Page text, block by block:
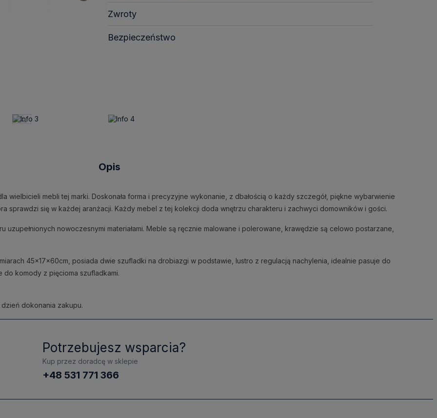
Zwroty
Bezpieczeństwo
Opis
wielbicieli mebli tej marki. Doskonała forma i precyzyjne wykonanie, z dbałością o każdy szczegół, piękne wybarwienie
sprawdzi się w każdej aranżacji. Każdy mebel z tej kolekcji doda wnętrzu charakteru i zachwyci domowników i gości.
nowoczesnymi materiałami. Meble są ręcznie malowane i polerowane, krawędzie są celowo postarzane,
45x17x60cm, posiada dwie szufladki na drobiazgi w podstawie, lustro z regulacją nachylenia, idealnie pasuje do
komody z pięcioma szufladkami.
dokonania zakupu.
Potrzebujesz wsparcia?
Kup przez doradcę w sklepie
+48 531 771 366